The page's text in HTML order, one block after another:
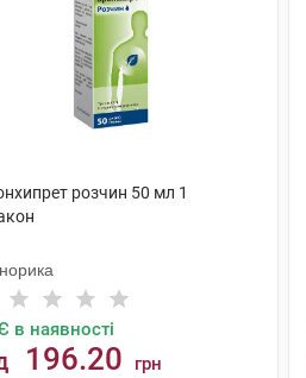
розчин 50 мл 1
в наявності
196.20 грн